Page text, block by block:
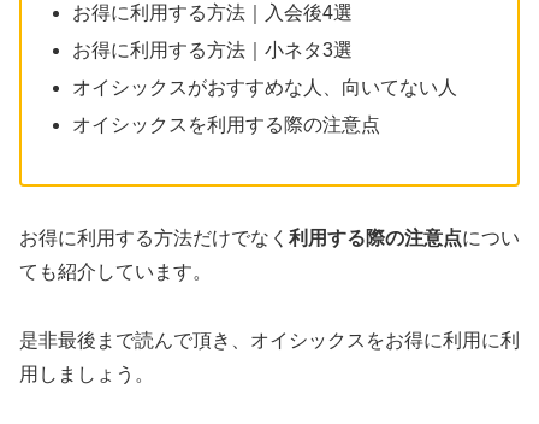
お得に利用する方法｜入会後4選
お得に利用する方法｜小ネタ3選
オイシックスがおすすめな人、向いてない人
オイシックスを利用する際の注意点
お得に利用する方法だけでなく 利用する際の注意点につい
ても紹介しています。
是非最後まで読んで頂き、オイシックスをお得に利用に利
用しましょう。